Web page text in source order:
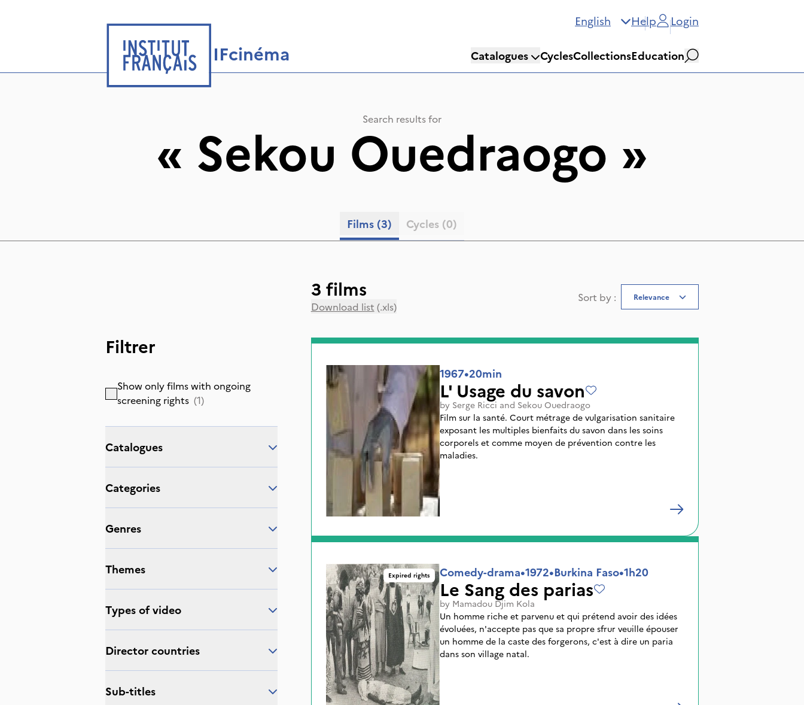
English Help Login
IFcinéma Catalogues CyclesCollectionsEducation
Search
Search results for
« Sekou Ouedraogo »
Films (3) Cycles (0)
Filtrer
Show only films with ongoing
screening rights (1)
Catalogues
Categories
Genres
Themes
Types of video
Director countries
Sub-titles
3 films
Download list (.xls)
Sort by : Relevance
1967•20min
L' Usage du savon
by Serge Ricci and Sekou Ouedraogo
Film sur la santé. Court métrage de vulgarisation sanitaire
exposant les multiples bienfaits du savon dans les soins
corporels et comme moyen de prévention contre les
maladies.
Expired rights Comedy-drama•1972•Burkina Faso•1h20
Le Sang des parias
by Mamadou Djim Kola
Un homme riche et parvenu et qui prétend avoir des idées
évoluées, n'accepte pas que sa propre sfrur veuille épouser
un homme de la caste des forgerons, c'est à dire un paria
dans son village natal.